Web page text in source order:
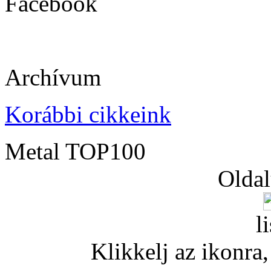
Archívum
Korábbi cikkeink
Metal TOP100
Klikkelj az ikonra,